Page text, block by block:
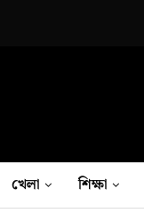
খেলা শিক্ষা